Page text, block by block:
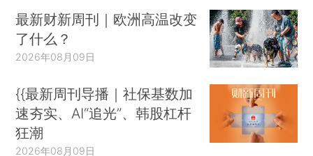
最新财新周刊｜欧洲高温改变
了什么？
2026年08月09日
{{最新周刊导播｜社保基数加
速夯实、AI“追光”、韩股杠杆
狂潮
2026年08月09日